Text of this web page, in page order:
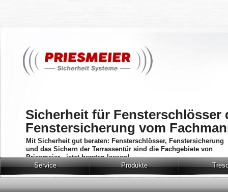
Sicherheit für Fensterschlösser
Fenstersicherung vom
Mit Sicherheit gut beraten: Fensterschlösser, Fenstersicherung
und das Sichern der Terrassentür sind die Fachgebiete von
Priesmeier - jetzt beraten lassen!
Service Produkte